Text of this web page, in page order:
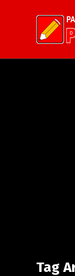
Tag